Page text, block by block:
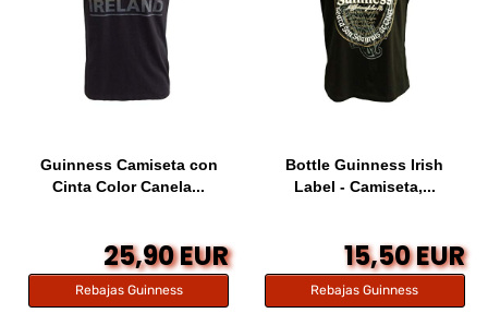
Guinness Camiseta con
Cinta Color Canela...
25,90 EUR
Rebajas Guinness
Bottle Guinness Irish
Label - Camiseta,...
15,50 EUR
Rebajas Guinness